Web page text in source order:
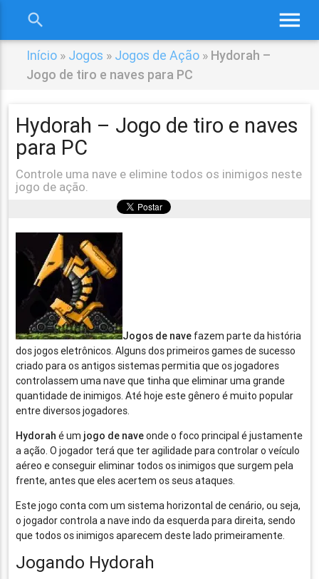
menu
search
Início » Jogos » Jogos de Ação » Hydorah –
Jogo de tiro e naves para PC
Hydorah – Jogo de tiro e naves
para PC
Controle uma nave e elimine todos os inimigos neste
jogo de ação.
Jogos de nave fazem parte da história
dos jogos eletrônicos. Alguns dos primeiros games de sucesso
criado para os antigos sistemas permitia que os jogadores
controlassem uma nave que tinha que eliminar uma grande
quantidade de inimigos. Até hoje este gênero é muito popular
entre diversos jogadores.
Hydorah é um jogo de naveonde o foco principal é justamente
a ação. O jogador terá que ter agilidade para controlar o veículo
aéreo e conseguir eliminar todos os inimigos que surgem pela
frente, antes que eles acertem os seus ataques.
Este jogo conta com um sistema horizontal de cenário, ou seja,
o jogador controla a nave indo da esquerda para direita, sendo
que todos os inimigos aparecem deste lado primeiramente.
Jogando Hydorah